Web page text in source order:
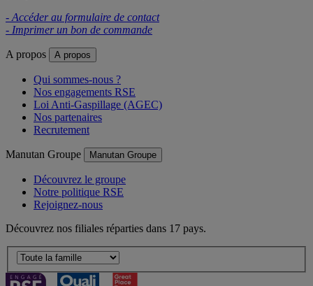
- Accéder au formulaire de contact
- Imprimer un bon de commande
A propos A propos
Qui sommes-nous ?
Nos engagements RSE
Loi Anti-Gaspillage (AGEC)
Nos partenaires
Recrutement
Manutan Groupe Manutan Groupe
Découvrez le groupe
Notre politique RSE
Rejoignez-nous
Découvrez nos filiales réparties dans 17 pays.